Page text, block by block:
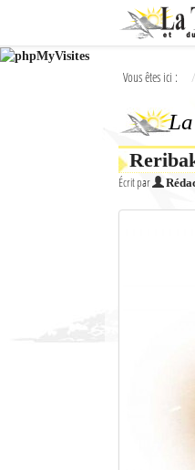
L'actualité à Diego Suarez
Vous êtes ici :
Écrit par